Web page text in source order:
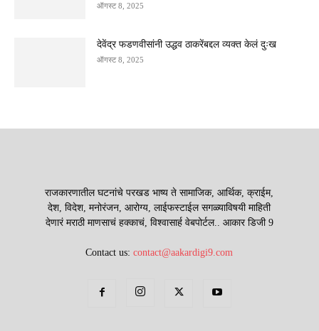
ऑगस्ट 8, 2025
देवेंद्र फडणवीसांनी उद्धव ठाकरेंबद्दल व्यक्त केलं दुःख
ऑगस्ट 8, 2025
राजकारणातील घटनांचे परखड भाष्य ते सामाजिक, आर्थिक, क्राईम,
देश, विदेश, मनोरंजन, आरोग्य, लाईफस्टाईल सगळ्याविषयी माहिती
देणारं मराठी माणसाचं हक्काचं, विश्वासार्ह वेबपोर्टल.. आकार डिजी 9
Contact us:contact@aakardigi9.com